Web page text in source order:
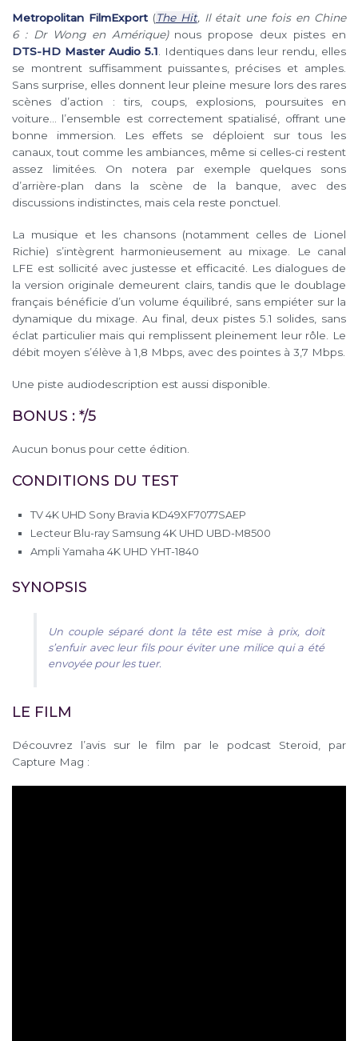
Metropolitan FilmExport(The Hit, Il était une fois en Chine
6 : Dr Wong en Amérique)nous propose deux pistes en
DTS-HD Master Audio 5.1 . Identiques dans leur rendu, elles
se montrent suffisamment puissantes, précises et amples.
Sans surprise, elles donnent leur pleine mesure lors des rares
scènes d’action : tirs, coups, explosions, poursuites en
voiture… l’ensemble est correctement spatialisé, offrant une
bonne immersion. Les effets se déploient sur tous les
canaux, tout comme les ambiances, même si celles-ci restent
assez limitées. On notera par exemple quelques sons
d’arrière-plan dans la scène de la banque, avec des
discussions indistinctes, mais cela reste ponctuel.
La musique et les chansons (notamment celles de Lionel
Richie) s’intègrent harmonieusement au mixage. Le canal
LFE est sollicité avec justesse et efficacité. Les dialogues de
la version originale demeurent clairs, tandis que le doublage
français bénéficie d’un volume équilibré, sans empiéter sur la
dynamique du mixage. Au final, deux pistes 5.1 solides, sans
éclat particulier mais qui remplissent pleinement leur rôle. Le
débit moyen s’élève à 1,8 Mbps, avec des pointes à 3,7 Mbps.
Une piste audiodescription est aussi disponible.
BONUS : */5
Aucun bonus pour cette édition.
CONDITIONS DU TEST
TV 4K UHD Sony Bravia KD49XF7077SAEP
Lecteur Blu-ray Samsung 4K UHD UBD-M8500
Ampli Yamaha 4K UHD YHT-1840
SYNOPSIS
Un couple séparé dont la tête est mise à prix, doit
s’enfuir avec leur fils pour éviter une milice qui a été
envoyée pour les tuer.
LE FILM
Découvrez l’avis sur le film par le podcast Steroid, par
Capture Mag :